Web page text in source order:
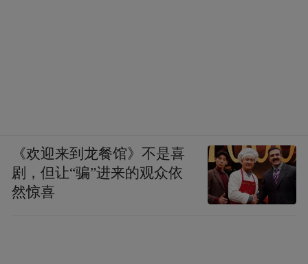
《欢迎来到龙餐馆》不是喜
剧，但让“骗”进来的观众依
然惊喜